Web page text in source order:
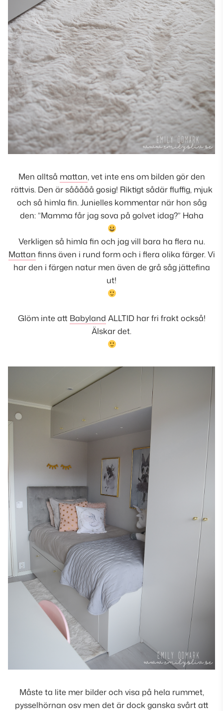
Men alltså mattan, vet inte ens om bilden gör den
rättvis. Den är sååååå gosig! Riktigt sådär fluffig, mjuk
och så himla fin. Junielles kommentar när hon såg
den: ”Mamma får jag sova på golvet idag?” Haha
Verkligen så himla fin och jag vill bara ha flera nu.
Mattan finns även i rund form och i flera olika färger. Vi
har den i färgen natur men även de grå såg jättefina
ut!
Glöm inte att Babyland ALLTID har fri frakt också!
Älskar det.
Måste ta lite mer bilder och visa på hela rummet,
pysselhörnan osv men det är dock ganska svårt att